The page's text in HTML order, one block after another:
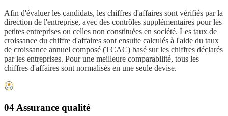
Afin d'évaluer les candidats, les chiffres d'affaires sont vérifiés par la
direction de l'entreprise, avec des contrôles supplémentaires pour les
petites entreprises ou celles non constituées en société. Les taux de
croissance du chiffre d'affaires sont ensuite calculés à l'aide du taux
de croissance annuel composé (TCAC) basé sur les chiffres déclarés
par les entreprises. Pour une meilleure comparabilité, tous les
chiffres d'affaires sont normalisés en une seule devise.
04 Assurance qualité